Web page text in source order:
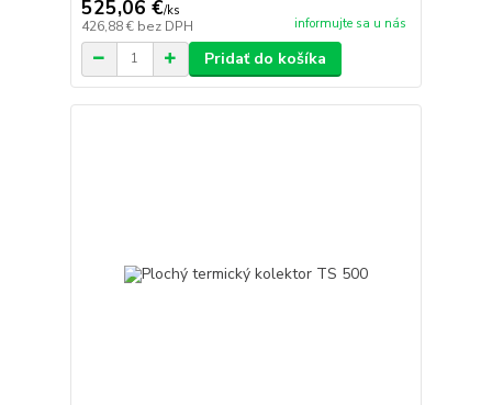
525,06 €/ks
426,88 € bez DPH informujte sa u nás
Pridať do košíka